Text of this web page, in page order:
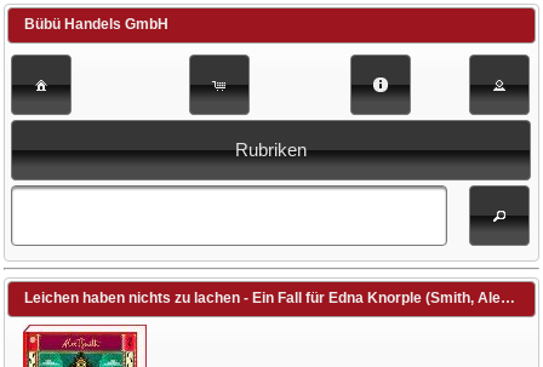
Bübü Handels GmbH
Rubriken
Leichen haben nichts zu lachen - Ein Fall für Edna Knorple (Smith, Alex T. / Smith, Alex T. (Illustr.) / Flegler, Leena (Übers.))